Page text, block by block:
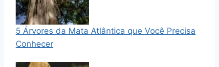
5 Árvores da Mata Atlântica que Você Precisa
Conhecer